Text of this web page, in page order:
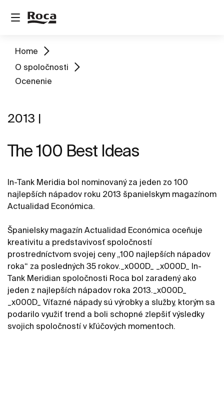
Home
O spoločnosti
Ocenenie
2013 |
The 100 Best Ideas
In-Tank Meridia bol nominovaný za jeden zo 100
najlepších nápadov roku 2013 španielskym magazínom
Actualidad Económica.
Španielsky magazín Actualidad Económica oceňuje
kreativitu a predstavivosť spoločností
prostredníctvom svojej ceny „100 najlepších nápadov
roka“ za posledných 35 rokov._x000D_ _x000D_ In-
Tank Meridian spoločnosti Roca bol zaradený ako
jeden z najlepších nápadov roka 2013._x000D_
_x000D_ Víťazné nápady sú výrobky a služby, ktorým sa
podarilo využiť trend a boli schopné zlepšiť výsledky
svojich spoločností v kľúčových momentoch.